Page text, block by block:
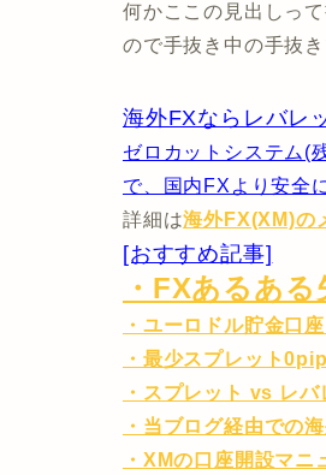
何かここの見出しっ
ので手抜き中の手抜
海外FXならレバレ
ゼロカットシステム(
で、国内FXより安全
詳細は海外FX(XM)の
[おすすめ記事]
・FXあるあ
・ユーロドル貯金口
・最少スプレット
・スプレット vs レ
・当ブログ経由での
・XMの口座開設マニ